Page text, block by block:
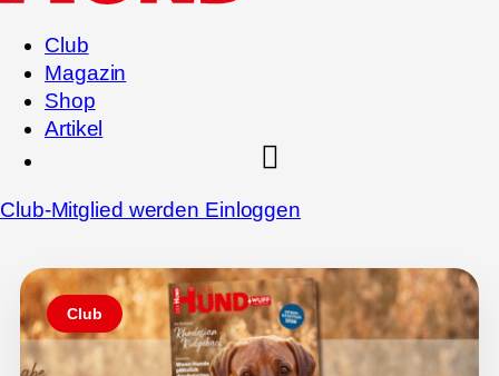
Club
Magazin
Shop
Artikel
Club-Mitglied werden Einloggen
Club